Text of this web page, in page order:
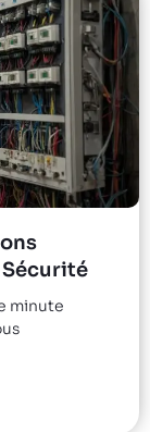
Sécurité
minute